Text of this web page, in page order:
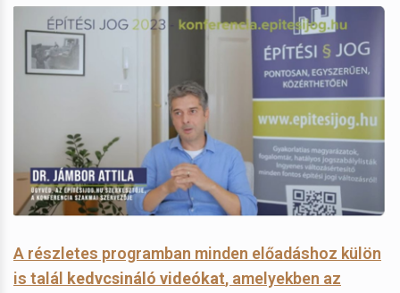
A részletes programban minden előadáshoz külön
is talál kedvcsináló videókat, amelyekben az